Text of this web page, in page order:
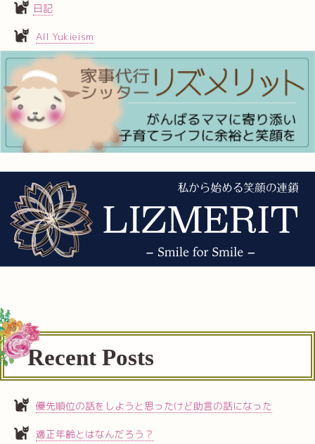
日記
All Yukieism
Recent Posts
優先順位の話をしようと思ったけど助言の話になった
適正年齢とはなんだろう？